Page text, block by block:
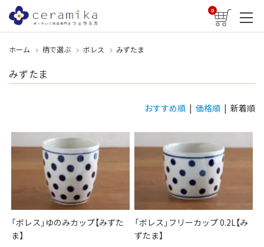
0
ホーム 柄で選ぶ ボレス みずたま
みずたま
おすすめ順 | 価格順 | 新着順
「ボレス」ゆのみカップ【みずた
ま】
「ボレス」フリーカップ 0.2L【み
ずたま】